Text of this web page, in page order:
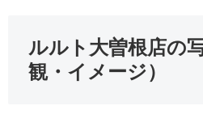
ルルト大曽根店の
観・イメージ）